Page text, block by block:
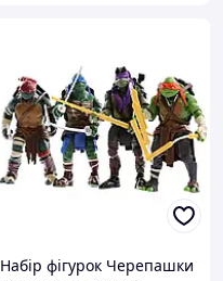
Набір фігурок Черепашки